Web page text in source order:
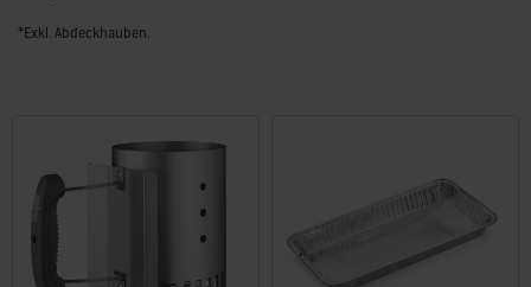
*Exkl. Abdeckhauben.